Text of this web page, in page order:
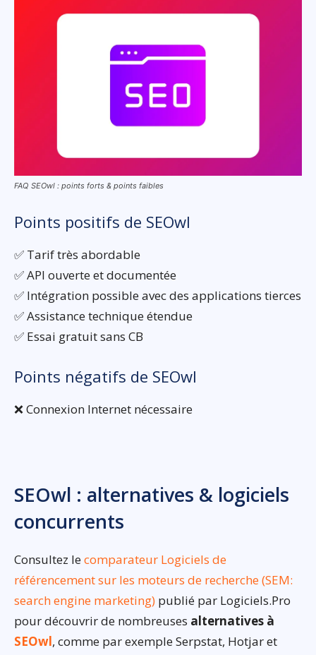
FAQ SEOwl : points forts & points faibles
Points positifs de SEOwl
✅ Tarif très abordable
✅ API ouverte et documentée
✅ Intégration possible avec des applications tierces
✅ Assistance technique étendue
✅ Essai gratuit sans CB
Points négatifs de SEOwl
❌ Connexion Internet nécessaire
SEOwl : alternatives & logiciels
concurrents
Consultez lecomparateur Logiciels de
référencement sur les moteurs de recherche (SEM:
search engine marketing) publié par Logiciels.Pro
pour découvrir de nombreuses alternatives à
SEOwl, comme par exemple Serpstat, Hotjar et